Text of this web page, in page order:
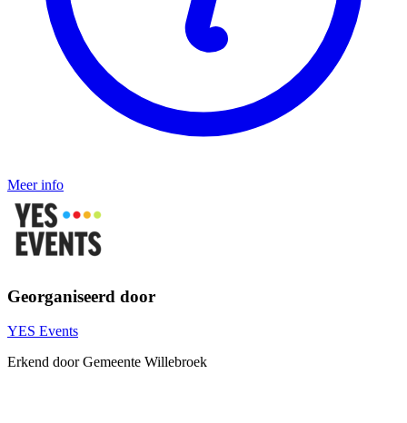
Meer info
Georganiseerd door
YES Events
Erkend door Gemeente Willebroek